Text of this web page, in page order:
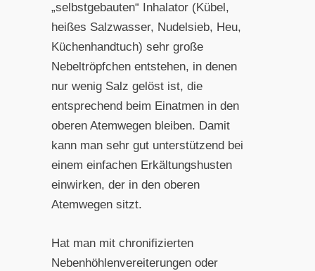
„selbstgebauten“ Inhalator (Kübel,
heißes Salzwasser, Nudelsieb, Heu,
Küchenhandtuch) sehr große
Nebeltröpfchen entstehen, in denen
nur wenig Salz gelöst ist, die
entsprechend beim Einatmen in den
oberen Atemwegen bleiben. Damit
kann man sehr gut unterstützend bei
einem einfachen Erkältungshusten
einwirken, der in den oberen
Atemwegen sitzt.
Hat man mit chronifizierten
Nebenhöhlenvereiterungen oder